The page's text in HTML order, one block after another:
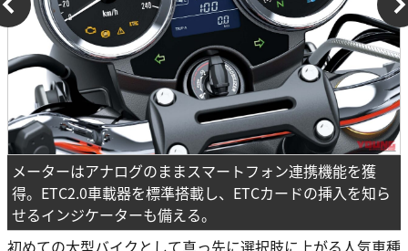
メーターはアナログのままスマートフォン連携機能を獲
得。ETC2.0車載器を標準搭載し、ETCカードの挿入を知ら
せるインジケーターも備える。